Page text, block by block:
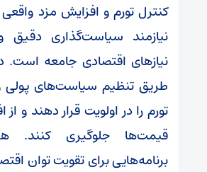
کنترل تورم و افزایش مزد واقعی
نیازمند سیاست‌گذاری دقیق
نیازهای اقتصادی جامعه است.
طریق تنظیم سیاست‌های پولی
تورم را در اولویت قرار دهند و از
قیمت‌ها جلوگیری کنند.
برنامه‌هایی برای تقویت توان